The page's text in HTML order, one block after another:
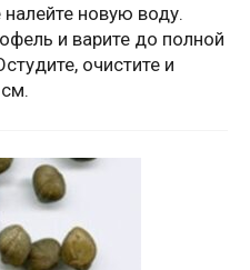
новую воду.
и варите до полной
очистите и